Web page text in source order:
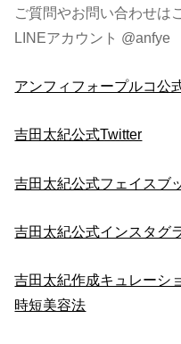
ご質問やお問い合わせは
LINEアカウント @anfye
アンフィフォープルコ公
吉田太紀公式Twitter
吉田太紀公式フェイスブ
吉田太紀公式インスタグ
吉田太紀作成キュレーシ
時短美容法